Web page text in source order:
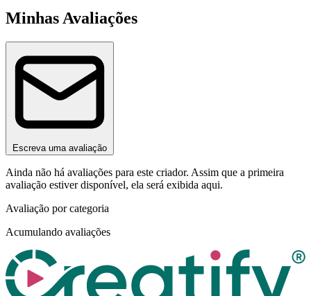
Minhas Avaliações
Escreva uma avaliação
Ainda não há avaliações para este criador. Assim que a primeira
avaliação estiver disponível, ela será exibida aqui.
Avaliação por categoria
Acumulando avaliações